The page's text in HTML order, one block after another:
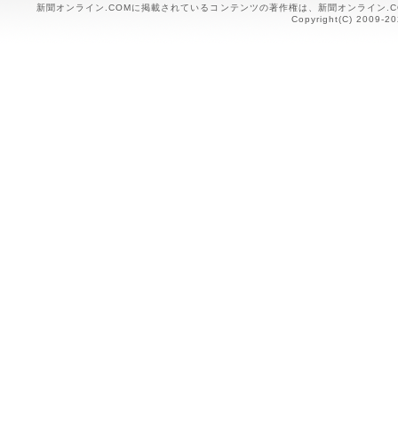
新聞オンライン.COMに掲載されているコンテンツの著作権は、新聞オンライン
Copyright(C) 2009-